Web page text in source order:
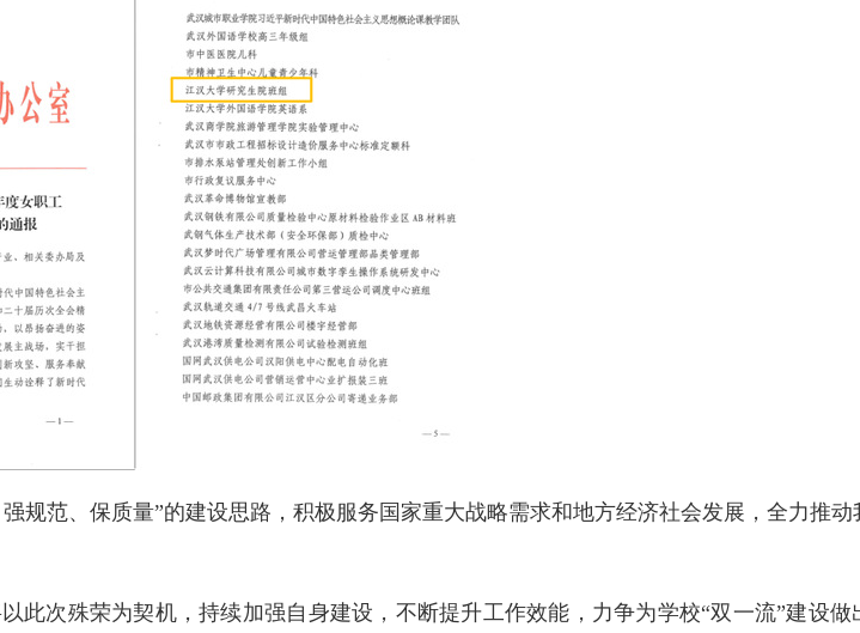
规范、保质量”的建设思路，积极服务国家重大战略需求和地方经济社会发展，全力推动
此次殊荣为契机，持续加强自身建设，不断提升工作效能，力争为学校“双一流”建设做